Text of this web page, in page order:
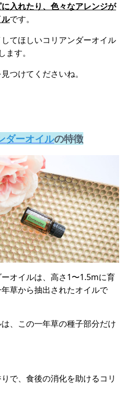
入れたり、色々なアレンジが
です。
てほしいコリアンダーオイル
す。
つけてくださいね。
ダーオイルの特徴
オイルは、高さ1〜1.5mに育
草から抽出されたオイルで
、この一年草の種子部分だけ
で、食後の消化を助けるコリ